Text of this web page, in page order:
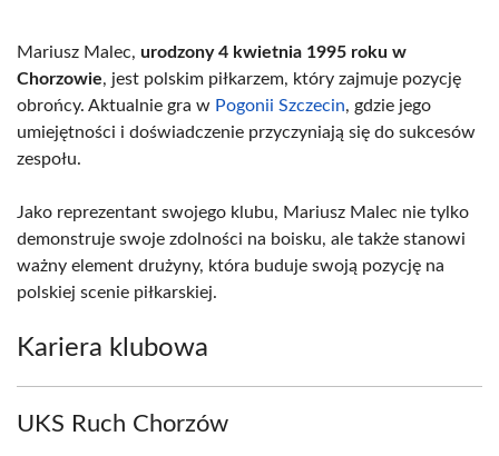
Mariusz Malec, urodzony 4 kwietnia 1995 roku w
Chorzowie, jest polskim piłkarzem, który zajmuje pozycję
obrońcy. Aktualnie gra w Pogonii Szczecin, gdzie jego
umiejętności i doświadczenie przyczyniają się do sukcesów
zespołu.
Jako reprezentant swojego klubu, Mariusz Malec nie tylko
demonstruje swoje zdolności na boisku, ale także stanowi
ważny element drużyny, która buduje swoją pozycję na
polskiej scenie piłkarskiej.
Kariera klubowa
UKS Ruch Chorzów